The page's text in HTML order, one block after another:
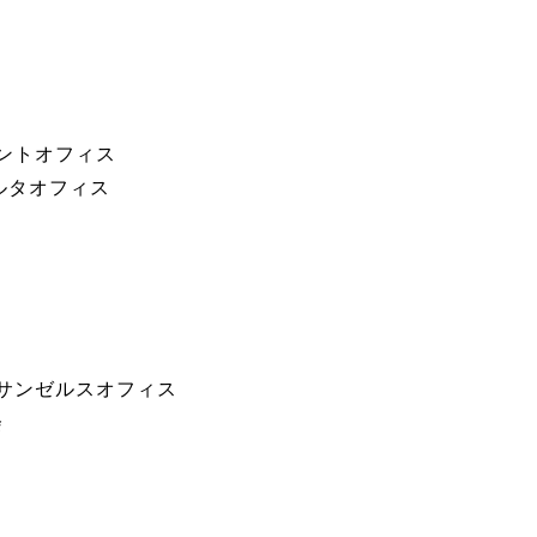
トオフィス
オフィス
ンゼルスオフィス